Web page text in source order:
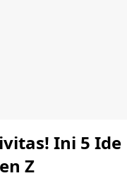
Ini 5 Ide
Z